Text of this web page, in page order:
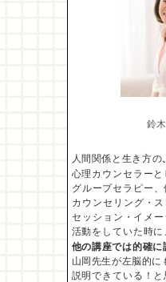
鈴
人間関係と生き方
心理カウンセラー
グループセラピー
カウンセリング・
セッション・イメ
活動を していた時
他の講座では的確に
山岡先生が左脳的に
説明できている！